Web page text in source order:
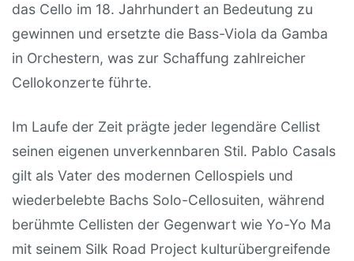
das Cello im 18. Jahrhundert an Bedeutung zu
gewinnen und ersetzte die Bass-Viola da Gamba
in Orchestern, was zur Schaffung zahlreicher
Cellokonzerte führte.
Im Laufe der Zeit prägte jeder legendäre Cellist
seinen eigenen unverkennbaren Stil. Pablo Casals
gilt als Vater des modernen Cellospiels und
wiederbelebte Bachs Solo-Cellosuiten, während
berühmte Cellisten der Gegenwart wie Yo-Yo Ma
mit seinem Silk Road Project kulturübergreifende